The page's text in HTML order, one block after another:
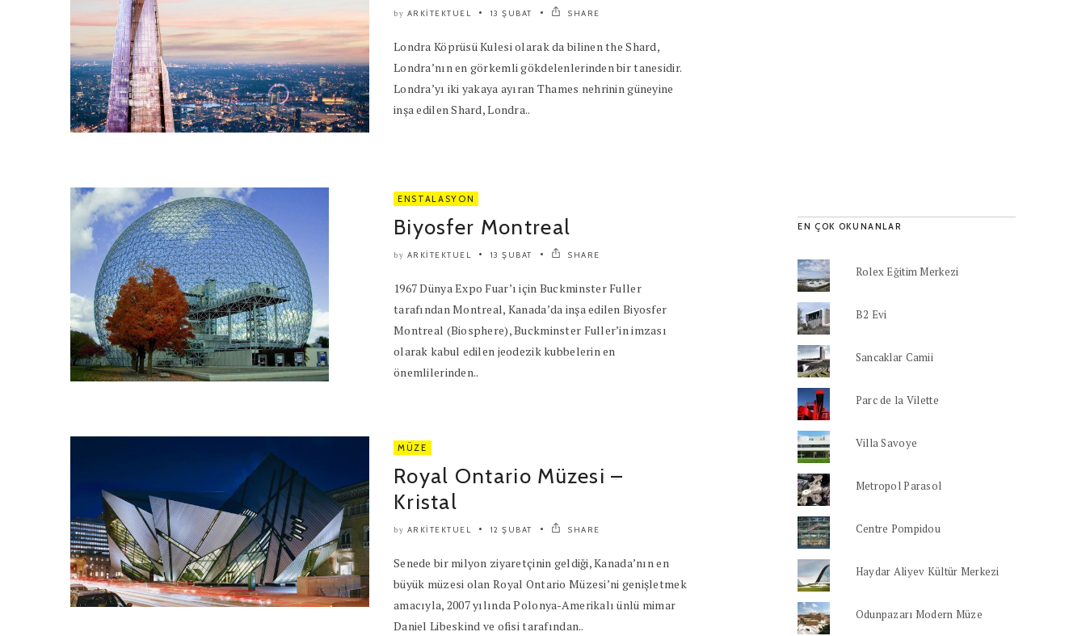
by ARKITEKTUEL 13 ŞUBAT SHARE
Londra Köprüsü Kulesi olarak da bilinen the Shard,
Londra’nın en görkemli gökdelenlerinden bir tanesidir.
Londra’yı iki yakaya ayıran Thames nehrinin güneyine
inşa edilen Shard, Londra..
ENSTALASYON
Biyosfer Montreal
by ARKITEKTUEL 13 ŞUBAT SHARE
1967 Dünya Expo Fuar’ı için Buckminster Fuller
tarafından Montreal, Kanada’da inşa edilen Biyosfer
Montreal (Biosphere), Buckminster Fuller’in imzası
olarak kabul edilen jeodezik kubbelerin en
önemlilerinden..
MÜZE
Royal Ontario Müzesi –
Kristal
by ARKITEKTUEL 12 ŞUBAT SHARE
Senede bir milyon ziyaretçinin geldiği, Kanada’nın en
büyük müzesi olan Royal Ontario Müzesi’ni genişletmek
amacıyla, 2007 yılında Polonya-Amerikalı ünlü mimar
Daniel Libeskind ve ofisi tarafından..
EN ÇOK OKUNANLAR
Rolex Eğitim Merkezi
B2 Evi
Sancaklar Camii
Parc de la Vilette
Villa Savoye
Metropol Parasol
Centre Pompidou
Haydar Aliyev Kültür Merkezi
Odunpazarı Modern Müze